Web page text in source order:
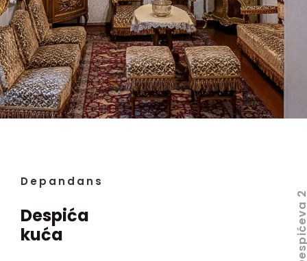
Depandans
Despića
kuća